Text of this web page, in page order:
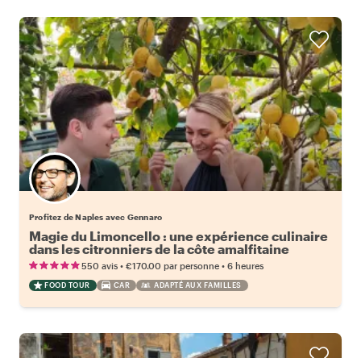
Profitez de Naples avec Gennaro
Magie du Limoncello : une expérience culinaire
dans les citronniers de la côte amalfitaine
550 avis • €170.00 par personne • 6 heures
FOOD TOUR CAR ADAPTÉ AUX FAMILLES